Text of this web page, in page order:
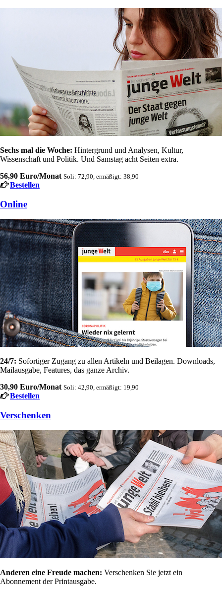
Sechs mal die Woche: Hintergrund und Analysen, Kultur,
Wissenschaft und Politik. Und Samstag acht Seiten extra.
56,90 Euro/Monat Soli: 72,90, ermäßigt: 38,90
Bestellen
Online
24/7: Sofortiger Zugang zu allen Artikeln und Beilagen. Downloads,
Mailausgabe, Features, das ganze Archiv.
30,90 Euro/Monat Soli: 42,90, ermäßigt: 19,90
Bestellen
Verschenken
Anderen eine Freude machen: Verschenken Sie jetzt ein
Abonnement der Printausgabe.